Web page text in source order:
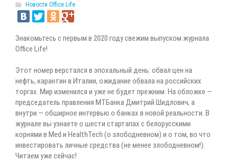
Новости Office Life
Знакомьтесь с первым в 2020 году свежим выпуском журнала
Office Life!
Этот номер верстался в эпохальный день: обвал цен на
нефть, карантин в Италии, ожидание обвала на российских
торгах. Мир изменился и уже не будет прежним. На обложке —
председатель правления МТБанка Дмитрий Шидлович, а
внутри — обширное интервью о банках в новой реальности. В
журнале вы узнаете о шести стартапах с белорусскими
корнями в Med и HealthTech (о злободневном) и о том, во что
инвестировать личные средства (не менее злободневном!).
Читаем уже сейчас!